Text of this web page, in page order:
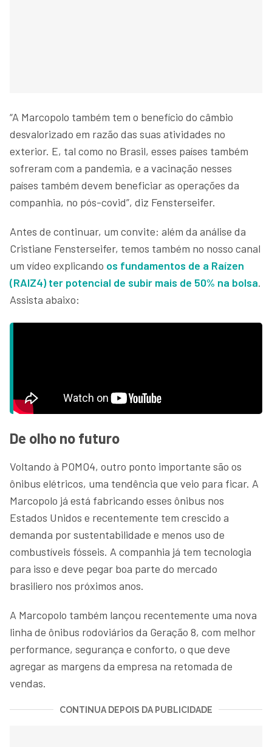
“A Marcopolo também tem o benefício do câmbio
desvalorizado em razão das suas atividades no
exterior. E, tal como no Brasil, esses países também
sofreram com a pandemia, e a vacinação nesses
países também devem beneficiar as operações da
companhia, no pós-covid”, diz Fensterseifer.
Antes de continuar, um convite: além da análise da
Cristiane Fensterseifer, temos também no nosso canal
um vídeo explicando os fundamentos de a Raízen
(RAIZ4) ter potencial de subir mais de 50% na bolsa.
Assista abaixo:
De olho no futuro
Voltando à POMO4, outro ponto importante são os
ônibus elétricos, uma tendência que veio para ficar. A
Marcopolo já está fabricando esses ônibus nos
Estados Unidos e recentemente tem crescido a
demanda por sustentabilidade e menos uso de
combustíveis fósseis. A companhia já tem tecnologia
para isso e deve pegar boa parte do mercado
brasiliero nos próximos anos.
A Marcopolo também lançou recentemente uma nova
linha de ônibus rodoviários da Geração 8, com melhor
performance, segurança e conforto, o que deve
agregar as margens da empresa na retomada de
vendas.
CONTINUA DEPOIS DA PUBLICIDADE